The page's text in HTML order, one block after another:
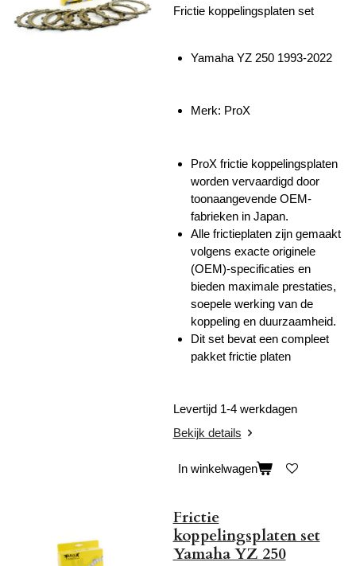
Frictie koppelingsplaten set
Yamaha YZ 250 1993-2022
Merk: ProX
ProX frictie koppelingsplaten
worden vervaardigd door
toonaangevende OEM-
fabrieken in Japan.
Alle frictieplaten zijn gemaakt
volgens exacte originele
(OEM)-specificaties en
bieden maximale prestaties,
soepele werking van de
koppeling en duurzaamheid.
Dit set bevat een compleet
pakket frictie platen
Levertijd 1-4 werkdagen
Bekijk details
In winkelwagen
Frictie
koppelingsplaten set
Yamaha YZ 250